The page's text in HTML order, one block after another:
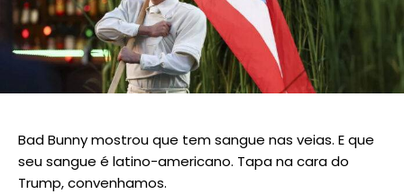
Bad Bunny mostrou que tem sangue nas veias. E que
seu sangue é latino-americano. Tapa na cara do
Trump, convenhamos.